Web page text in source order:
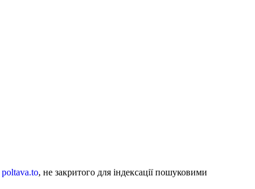
poltava.to, не закритого для індексації пошуковими